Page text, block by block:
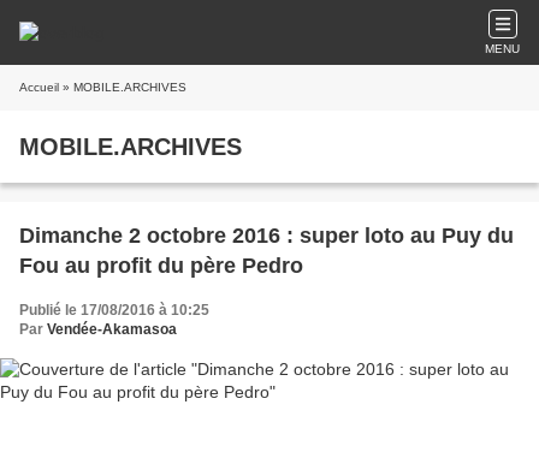
MENU
Accueil » MOBILE.ARCHIVES
MOBILE.ARCHIVES
Dimanche 2 octobre 2016 : super loto au Puy du
Fou au profit du père Pedro
Publié le 17/08/2016 à 10:25
Par Vendée-Akamasoa